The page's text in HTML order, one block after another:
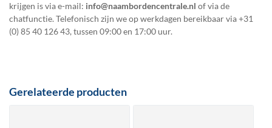
krijgen is via e-mail: info@naambordencentrale.nl of via de
chatfunctie. Telefonisch zijn we op werkdagen bereikbaar via+31
(0) 85 40 126 43, tussen 09:00 en 17:00 uur.
Gerelateerde producten